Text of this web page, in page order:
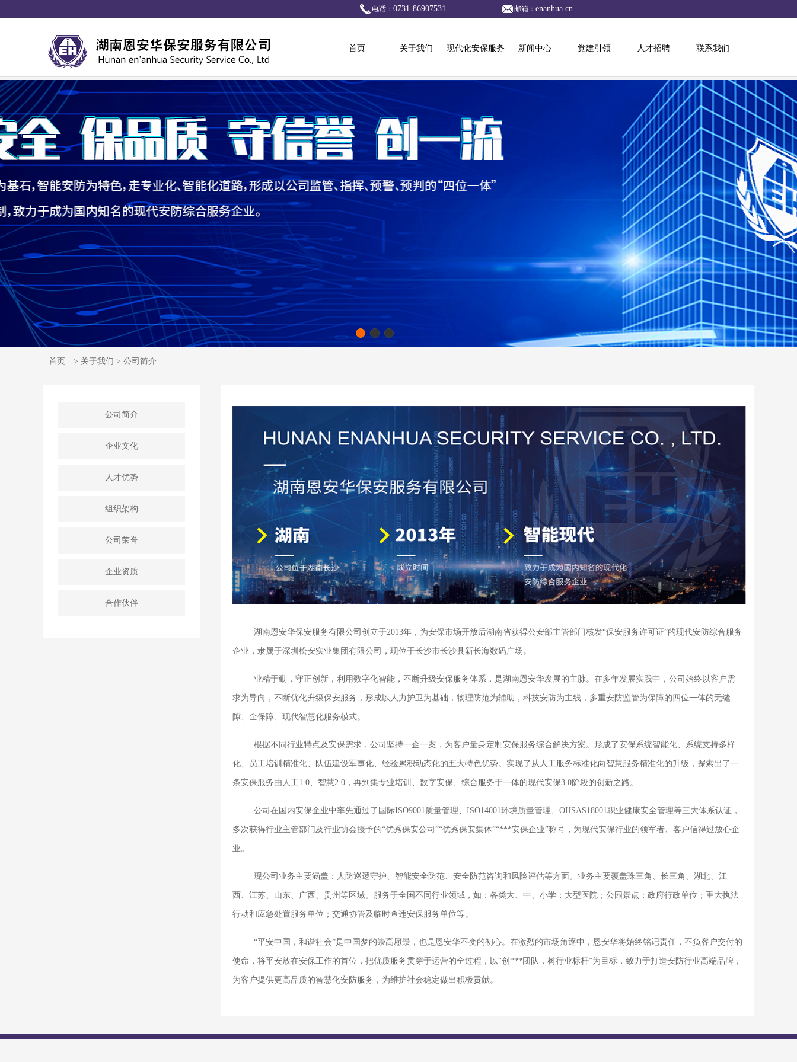
电话： 0731-86907531 邮箱： enanhua.cn
首页 关于我们 现代化安保服务 新闻中心 党建引领 人才招聘 联系我们
首页 > 关于我们 > 公司简介
公司简介
企业文化
人才优势
组织架构
公司荣誉
企业资质
合作伙伴
湖南恩安华保安服务有限公司创立于2013年，为安保市场开放后湖南省获得公安部主管部门核发“保安服务许可证”的现代安防综合服务
企业，隶属于深圳松安实业集团有限公司，现位于长沙市长沙县新长海数码广场。
业精于勤，守正创新，利用数字化智能，不断升级安保服务体系，是湖南恩安华发展的主脉。在多年发展实践中，公司始终以客户需
求为导向，不断优化升级保安服务，形成以人力护卫为基础，物理防范为辅助，科技安防为主线，多重安防监管为保障的四位一体的无缝
隙、全保障、现代智慧化服务模式。
根据不同行业特点及安保需求，公司坚持一企一案，为客户量身定制安保服务综合解决方案。形成了安保系统智能化、系统支持多样
化、员工培训精准化、队伍建设军事化、经验累积动态化的五大特色优势。实现了从人工服务标准化向智慧服务精准化的升级，探索出了一
条安保服务由人工1.0、智慧2.0，再到集专业培训、数字安保、综合服务于一体的现代安保3.0阶段的创新之路。
公司在国内安保企业中率先通过了国际ISO9001质量管理、ISO14001环境质量管理、OHSAS18001职业健康安全管理等三大体系认证，
多次获得行业主管部门及行业协会授予的“优秀保安公司”“优秀保安集体”“***安保企业”称号，为现代安保行业的领军者、客户信得过放心企
业。
现公司业务主要涵盖：人防巡逻守护、智能安全防范、安全防范咨询和风险评估等方面。业务主要覆盖珠三角、长三角、湖北、江
西、江苏、山东、广西、贵州等区域。服务于全国不同行业领域，如：各类大、中、小学；大型医院；公园景点；政府行政单位；重大执法
行动和应急处置服务单位；交通协管及临时查违安保服务单位等。
“平安中国，和谐社会”是中国梦的崇高愿景，也是恩安华不变的初心。在激烈的市场角逐中，恩安华将始终铭记责任，不负客户交付的
使命，将平安放在安保工作的首位，把优质服务贯穿于运营的全过程，以“创***团队，树行业标杆”为目标，致力于打造安防行业高端品牌，
为客户提供更高品质的智慧化安防服务，为维护社会稳定做出积极贡献。